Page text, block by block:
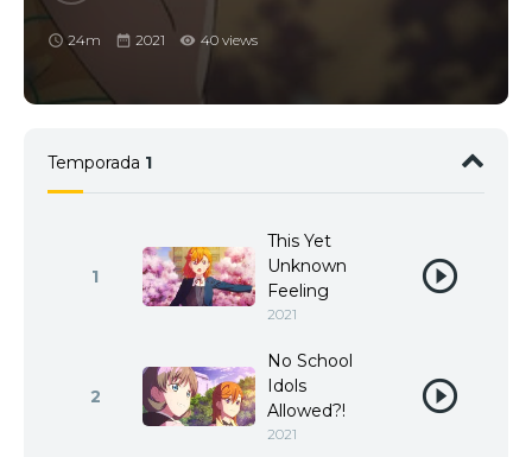
24m 2021 40 views
Temporada 1
1
This Yet
Unknown
Feeling
2021
2
No School
Idols
Allowed?!
2021